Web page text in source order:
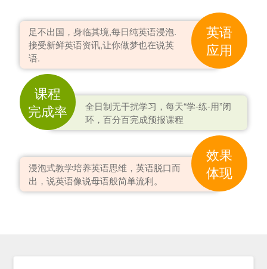
英语
应用
足不出国，身临其境,每日纯英语浸泡.
接受新鲜英语资讯,让你做梦也在说英
语.
课程
完成率
全日制无干扰学习，每天“学-练-用”闭
环，百分百完成预报课程
效果
体现
浸泡式教学培养英语思维，英语脱口而
出，说英语像说母语般简单流利。